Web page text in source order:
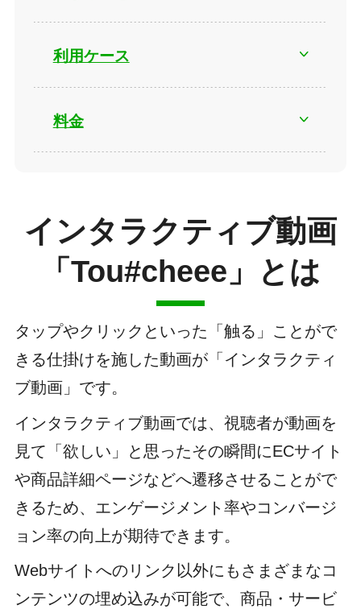
利用ケース
料金
インタラクティブ動画
「Tou#cheee」とは
タップやクリックといった「触る」ことがで
きる仕掛けを施した動画が「インタラクティ
ブ動画」です。
インタラクティブ動画では、視聴者が動画を
見て「欲しい」と思ったその瞬間にECサイト
や商品詳細ページなどへ遷移させることがで
きるため、エンゲージメント率やコンバージ
ョン率の向上が期待できます。
Webサイトへのリンク以外にもさまざまなコ
ンテンツの埋め込みが可能で、商品・サービ